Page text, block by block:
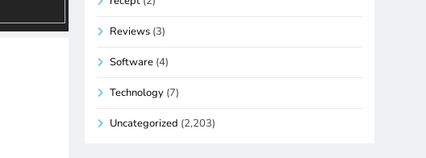
Reviews (3)
Software (4)
Technology (7)
Uncategorized (2,203)